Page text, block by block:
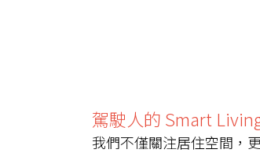
駕駛人的 Smart
我們不僅關注居住空間，